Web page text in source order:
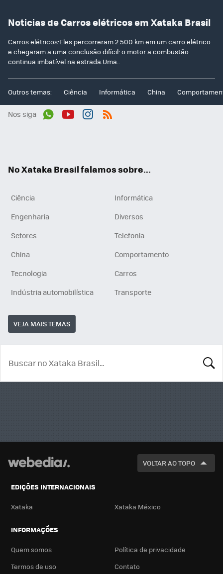
Noticias de Carros elétricos em Xataka Brasil
Carros elétricos:Eles percorreram 2.500 km em um carro elétrico
e chegaram a uma conclusão difícil: o motor a combustão
continua imbatível na estrada.Uma..
Outros temas: Ciência Informática China
Nos siga
No Xataka Brasil falamos sobre...
Ciência
Informática
Engenharia
Diversos
Setores
Telefonia
China
Comportamento
Tecnologia
Carros
Indústria automobilística
Transporte
VEJA MAIS TEMAS
VOLTAR AO TOPO
EDIÇÕES INTERNACIONAIS
Xataka Xataka México
INFORMAÇÕES
Quem somos
Política de privacidade
Termos de uso
Contato